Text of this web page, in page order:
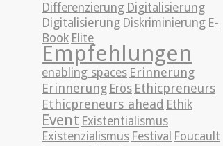
Differenzierung Digitalisierung
Digitalisierung Diskriminierung E-
Book Elite
Empfehlungen
enabling spaces Erinnerung
Erinnerung Eros Ethicpreneurs
Ethicpreneurs ahead Ethik
Event Existentialismus
Existenzialismus Festival Foucault